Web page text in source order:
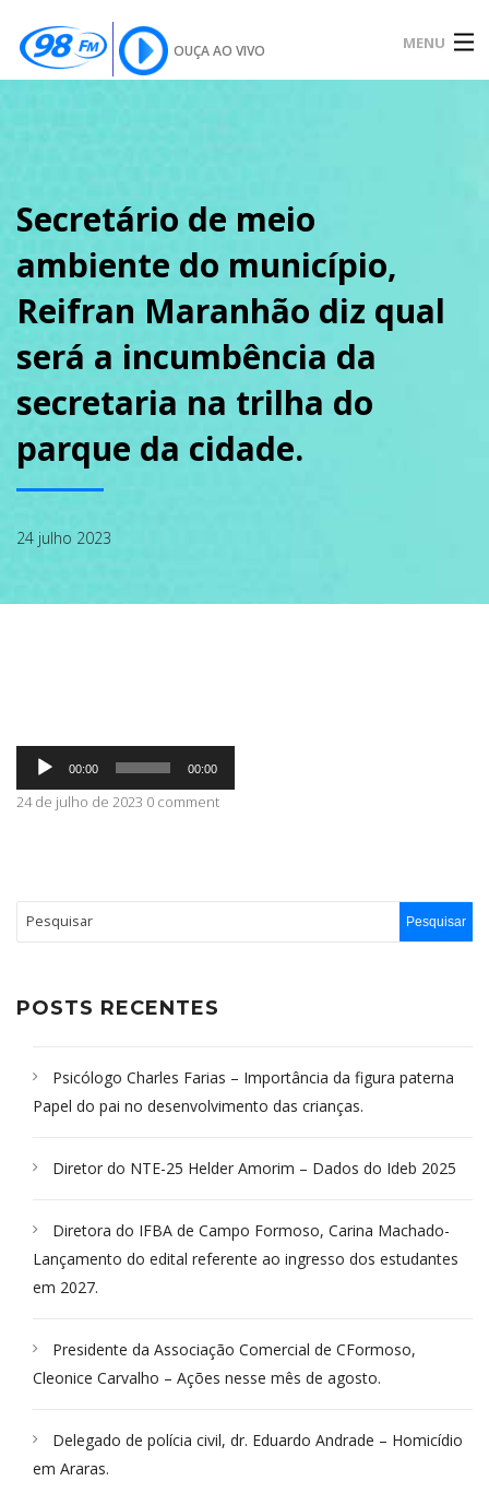
OUÇA AO VIVO MENU
SOBRE
PODCAST
GALERIA
ABRANGÊNCIA
Secretário de meio
ambiente do município,
Reifran Maranhão diz qual
será a incumbência da
secretaria na trilha do
parque da cidade.
24 julho 2023
Tocador
áudio
00:00 00:00
24 de julho de 2023 0 comment
POSTS RECENTES
Psicólogo Charles Farias – Importância da figura paterna
Papel do pai no desenvolvimento das crianças.
Diretor do NTE-25 Helder Amorim – Dados do Ideb 2025
Diretora do IFBA de Campo Formoso, Carina Machado-
Lançamento do edital referente ao ingresso dos estudantes
em 2027.
Presidente da Associação Comercial de CFormoso,
Cleonice Carvalho – Ações nesse mês de agosto.
Delegado de polícia civil, dr. Eduardo Andrade – Homicídio
em Araras.